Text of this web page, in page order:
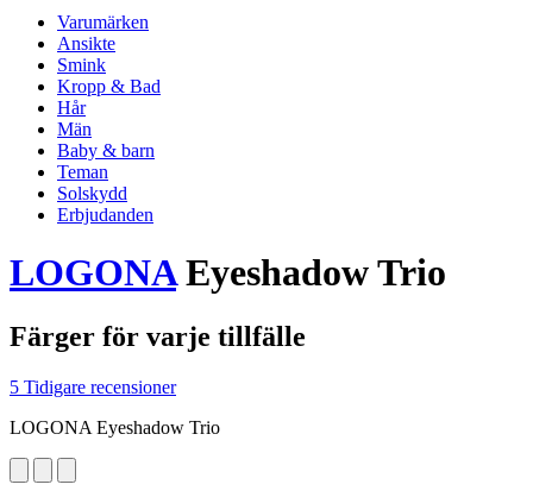
Varumärken
Ansikte
Smink
Kropp & Bad
Hår
Män
Baby & barn
Teman
Solskydd
Erbjudanden
LOGONAEyeshadow Trio
Färger för varje tillfälle
5 Tidigare recensioner
LOGONA Eyeshadow Trio